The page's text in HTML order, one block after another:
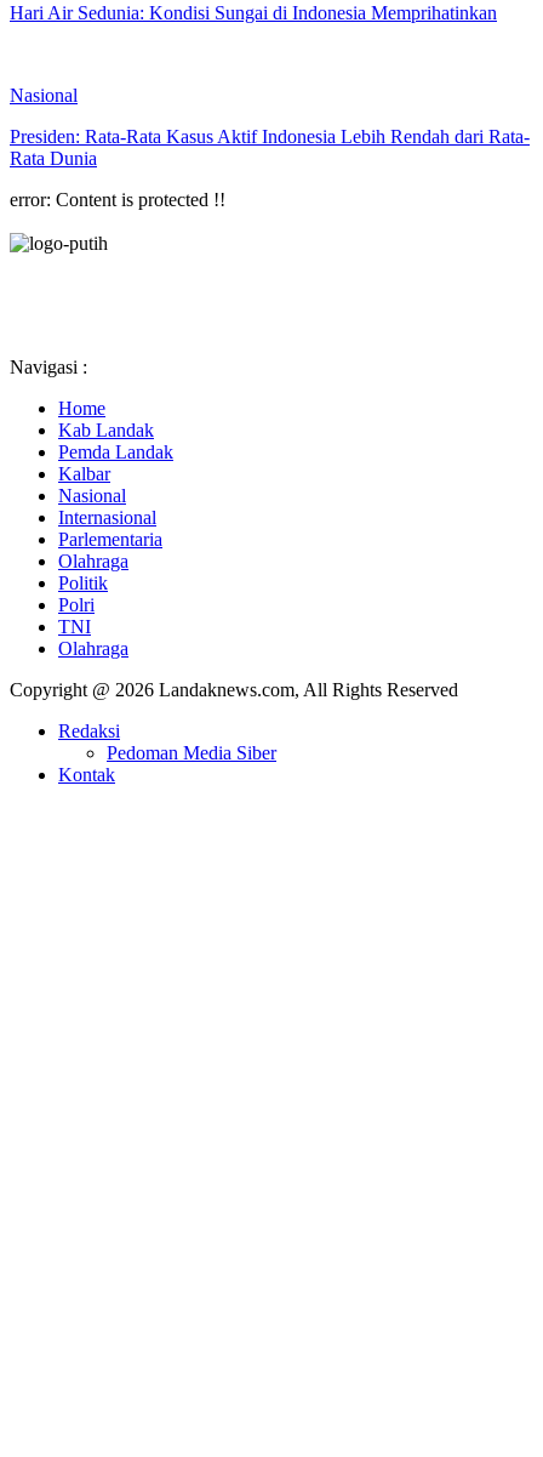
Hari Air Sedunia: Kondisi Sungai di Indonesia Memprihatinkan
Nasional
Presiden: Rata-Rata Kasus Aktif Indonesia Lebih Rendah dari Rata-
Rata Dunia
error: Content is protected !!
Navigasi :
Home
Kab Landak
Pemda Landak
Kalbar
Nasional
Internasional
Parlementaria
Olahraga
Politik
Polri
TNI
Olahraga
Copyright @ 2026 Landaknews.com, All Rights Reserved
Redaksi
Pedoman Media Siber
Kontak